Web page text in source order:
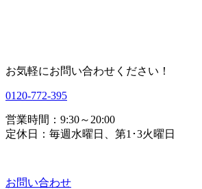
お気軽にお問い合わせください！
0120-772-395
営業時間：9:30～20:00
定休日：毎週水曜日、第1･3火曜日
お問い合わせ